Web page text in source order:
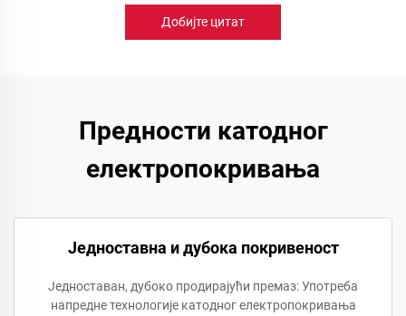
Добијте цитат
Предности катодног
електропокривања
Једноставна и дубока покривеност
Једноставан, дубоко продирајући премаз: Употреба
напредне технологије катодног електропокривања